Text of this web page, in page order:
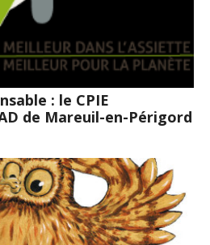
: le CPIE
de Mareuil-en-Périgord